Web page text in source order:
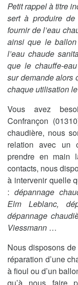
Petit rappel à titre
sert à produire
fournir de l’eau
ainsi que le
l’eau chaude
que le chauffe-
sur demande alors
chaque utilisation
Vous avez
Confrançon
chaudière, nous
relation avec un
prendre en main
contacts, nous
à intervenir quelle
: dépannage
Elm Leblanc,
dépannage
Viessmann …
Nous disposons
réparation d’une
à fioul ou d’un